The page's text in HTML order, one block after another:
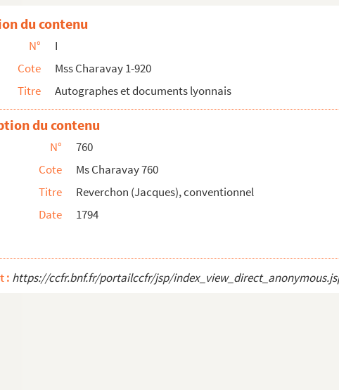
du Rhône
puis sénateur
à l'École polytechnique, romancier et auteur...
1858, auteur de
littérateur, traducteur de Dante
député du Rhône en 1805-1814
d'Ainay (Lyon)
du contenu
N°
I
Cote
Mss Charavay 1-920
Titre
Autographes et documents lyonnais
du contenu
N°
760
Cote
Ms Charavay 760
Titre
Reverchon (Jacques), conventionnel
Date
1794
: https://ccfr.bnf.fr/portailccfr/jsp/